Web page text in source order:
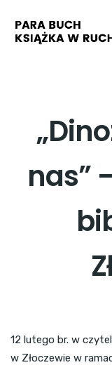
nas”
12 lutego br. w
w Złoczewie w